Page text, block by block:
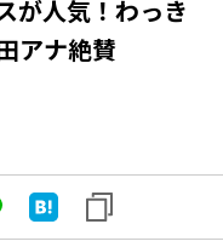
が人気！わっき
アナ絶賛